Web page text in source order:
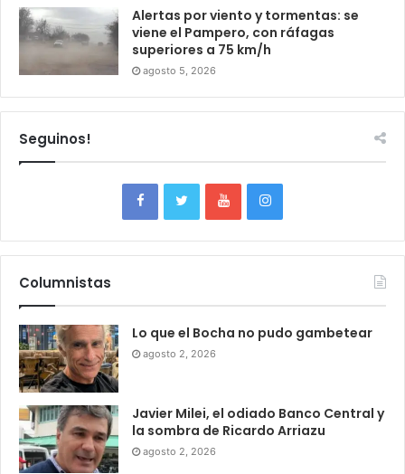
Alertas por viento y tormentas: se
viene el Pampero, con ráfagas
superiores a 75 km/h
agosto 5, 2026
Seguinos!
Columnistas
Lo que el Bocha no pudo gambetear
agosto 2, 2026
Javier Milei, el odiado Banco Central y
la sombra de Ricardo Arriazu
agosto 2, 2026